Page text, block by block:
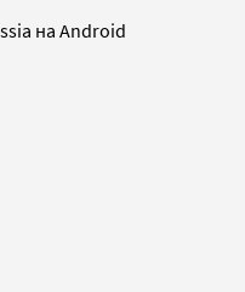
на Android